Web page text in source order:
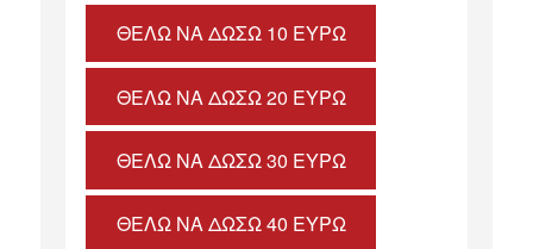
ΘΈΛΩ ΝΑ ΔΏΣΩ 10 ΕΥΡΏ
ΘΈΛΩ ΝΑ ΔΏΣΩ 20 ΕΥΡΏ
ΘΈΛΩ ΝΑ ΔΏΣΩ 30 ΕΥΡΏ
ΘΈΛΩ ΝΑ ΔΏΣΩ 40 ΕΥΡΏ